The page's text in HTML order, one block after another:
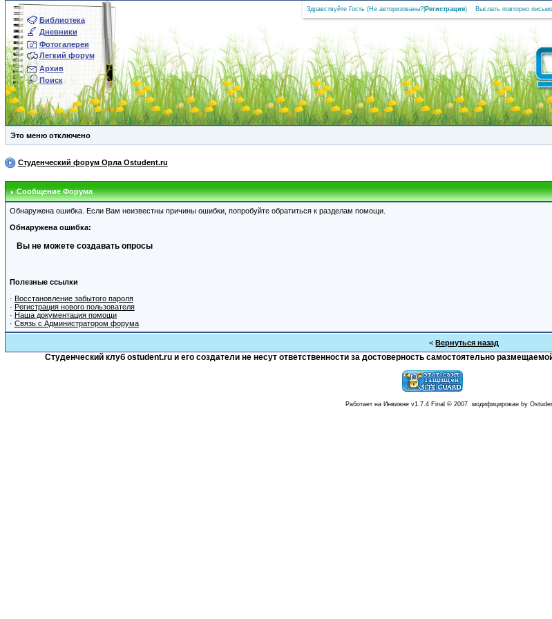
Библиотека
Дневники
Фотогалереи
Легкий форум
Архив
Поиск
Здравствуйте Гость (Не авторизованы? Регистрация) Выслать повторно
Это меню отключено
Студенческий форум Орла Ostudent.ru
Сообщение Форума
Обнаружена ошибка. Если Вам неизвестны причины ошибки, попробуйте обратиться к разделам помощи.
Обнаружена ошибка:
Вы не можете создавать опросы
Полезные ссылки
· Восстановление забытого пароля
· Регистрация нового пользователя
· Наша документация помощи
· Связь с Администратором форума
<Вернуться назад
Студенческий клуб ostudent.ru и его создатели не несут ответственности за достоверность самостоятельно
Работает на Инвижне v1.7.4 Final © 2007 модифицирован by